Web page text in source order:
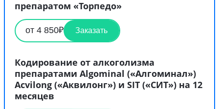
препаратом «Торпедо»
от 4 850₽ Заказать
Кодирование от алкоголизма
препаратами Algominal («Алгоминал»)
Acvilong («Аквилонг») и SIT («СИТ») на 12
месяцев